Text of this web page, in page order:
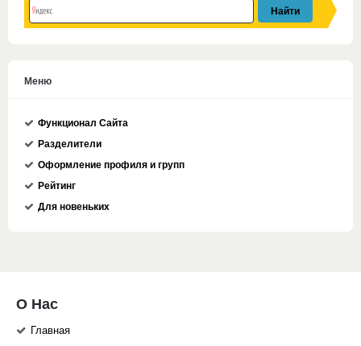
Меню
Функционал Сайта
Разделители
Оформление профиля и групп
Рейтинг
Для новеньких
О Нас
Главная